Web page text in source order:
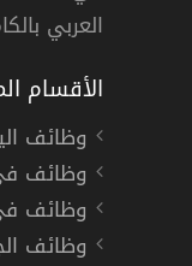
العربي
الأقسام
وظائف
وظائف
وظائف
وظائف